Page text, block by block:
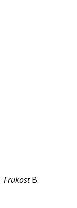
FrukostB.